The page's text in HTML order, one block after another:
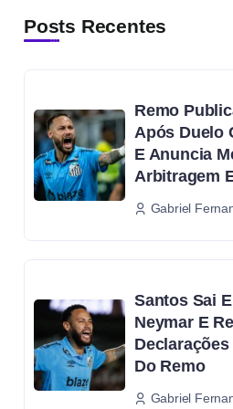
Posts Recentes
Remo
Após Duelo
E Anuncia
Arbitragem
Gabriel
Santos Sai
Neymar E
Do Remo
Gabriel